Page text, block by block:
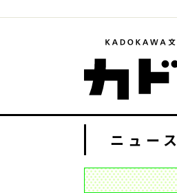
ニュース